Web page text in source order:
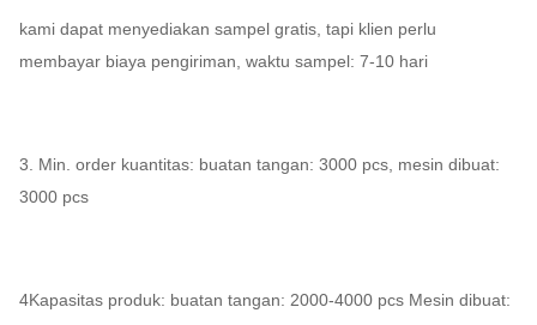
kami dapat menyediakan sampel gratis, tapi klien perlu
membayar biaya pengiriman, waktu sampel: 7-10 hari
3. Min. order kuantitas: buatan tangan: 3000 pcs, mesin dibuat:
3000 pcs
4Kapasitas produk: buatan tangan: 2000-4000 pcs Mesin dibuat: